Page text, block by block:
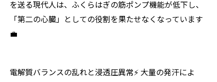
を送る現代人は、ふくらはぎの筋ポンプ機能が低下し、
「第二の心臓」としての役割を果たせなくなっています
💼
電解質バランスの乱れと浸透圧異常⚡ 大量の発汗によ